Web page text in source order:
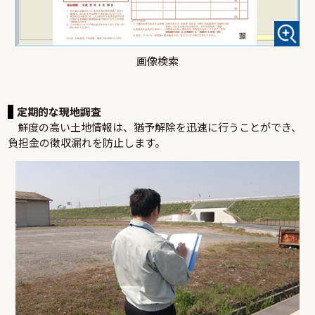
画像検索
定期的な現地調査
鮮度の高い土地情報は、猶予解除を迅速に行うことができ、
負担金の徴収漏れを防止します。